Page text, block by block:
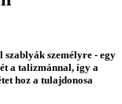
szablyák személyre - egy
a talizmánnal, így a
hoz a tulajdonosa